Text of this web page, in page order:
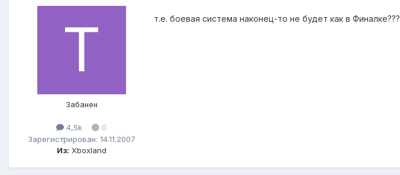
Забанен
4,5k
0
Зарегистрирован: 14.11.2007
Из: Xboxland
т.е. боевая система наконец-то не будет как в Финалке???